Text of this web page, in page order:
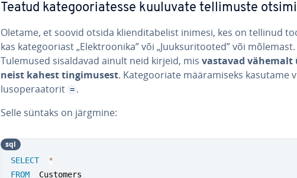
Teatud ka­te­goo­riatesse kuuluvate tel­li­muste
Oletame, et soovid otsida klien­di­ta­be­list inimesi, kes on tellinud
kas ka­te­goo­ri­ast „Elekt­roo­nika” või „Juuk­su­ri­too­ted” või mõlemast.
Tulemused si­sal­da­vad ainult neid kirjeid, mis vastavad vähemalt
neist kahest tin­gi­mu­sest. Ka­te­goo­riate mää­ra­miseks kasutame
lusope­raa­to­rit = .
Selle süntaks on järgmine:
SELECT
*
FROM
sql